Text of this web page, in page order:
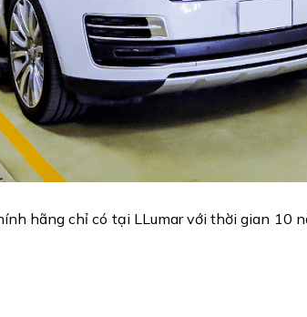
hãng chỉ có tại LLumar với thời gian 10